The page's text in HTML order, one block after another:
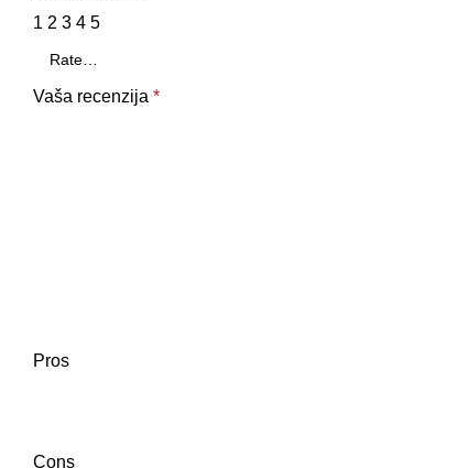
1 2 3 4 5
Vaša recenzija *
Pros
Cons